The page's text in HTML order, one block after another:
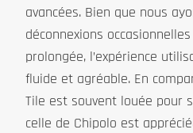
avancées. Bien que nous
déconnexions
prolongée, l’expérience
fluide et agréable. En
Tile est souvent louée pour
celle de Chipolo est